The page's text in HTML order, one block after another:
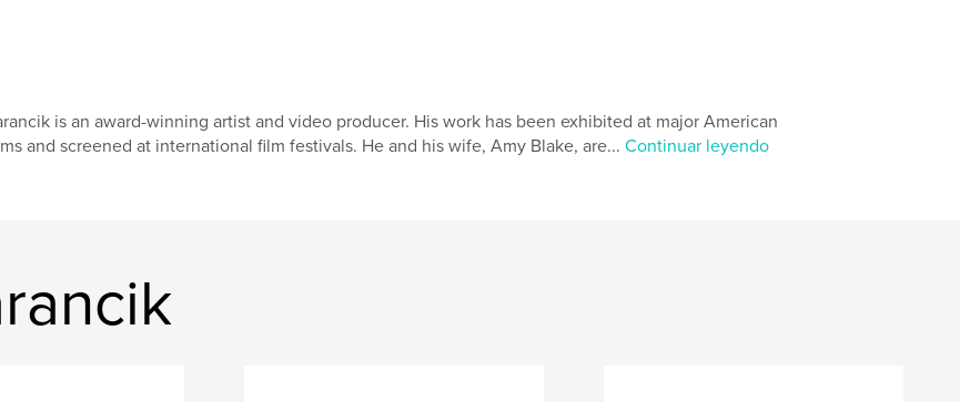
is an award-winning artist and video producer. His work has been exhibited at major American
and screened at international film festivals. He and his wife, Amy Blake, are... Continuar leyendo